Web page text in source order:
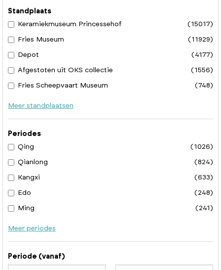
Standplaats
Keramiekmuseum Princessehof
(15017)
Fries Museum (11929)
Depot (4177)
Afgestoten uit OKS collectie (1556)
Fries Scheepvaart Museum (748)
Meer standplaatsen
Periodes
Qing
(1026)
Qianlong (824)
Kangxi (633)
Edo (248)
Ming (241)
Meer periodes
Periode (vanaf)